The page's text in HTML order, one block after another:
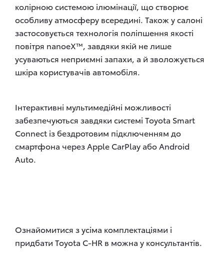
колірною системою ілюмінації, що створює
особливу атмосферу всередині. Також у салоні
застосовується технологія поліпшення якості
повітря nanoeX™, завдяки якій не лише
усуваються неприємні запахи, а й зволожується
шкіра користувачів автомобіля.
Інтерактивні мультимедійні можливості
забезпечуються завдяки системі Toyota Smart
Connect із бездротовим підключенням до
смартфона через Apple CarPlay або Android
Auto.
Ознайомитися з усіма комплектаціями і
придбати Toyota C-HR в можна у консультантів.